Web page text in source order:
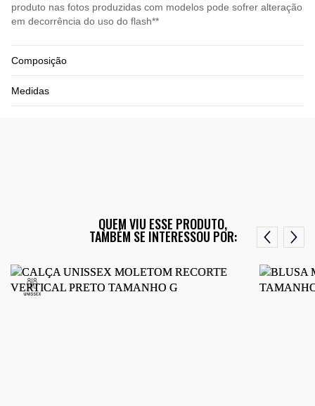
produto nas fotos produzidas com modelos pode sofrer alteração
em decorrência do uso do flash**
Composição
Medidas
QUEM VIU ESSE PRODUTO,
TAMBÉM SE INTERESSOU POR: